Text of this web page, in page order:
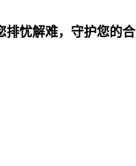
忧解难，守护您的